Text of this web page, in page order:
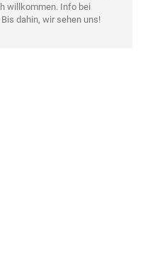
willkommen. Info bei
dahin, wir sehen uns!